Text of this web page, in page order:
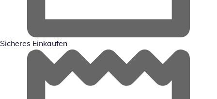
Sicheres Einkaufen